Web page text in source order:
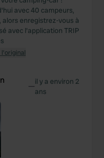
avec 40 campeurs,
enregistrez-vous à
avec l'application TRIP
—il y a environ 2
ans